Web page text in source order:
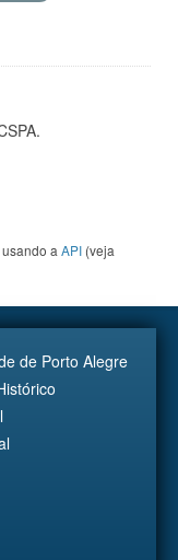
a API (veja
de Porto Alegre